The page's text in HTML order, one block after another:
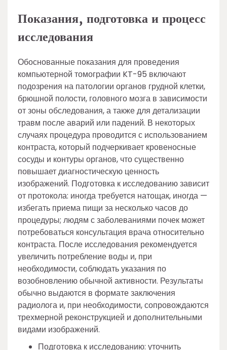
Показания, подготовка и процесс
исследования
Обоснованные показания для проведения
компьютерной томографии KT-95 включают
подозрения на патологии органов грудной клетки,
брюшной полости, головного мозга в зависимости
от зоны обследования, а также для детализации
травм после аварий или падений. В некоторых
случаях процедура проводится с использованием
контраста, который подчеркивает кровеносные
сосуды и контуры органов, что существенно
повышает диагностическую ценность
изображений. Подготовка к исследованию зависит
от протокола: иногда требуется натощак, иногда —
избегать приема пищи за несколько часов до
процедуры; людям с заболеваниями почек может
потребоваться консультация врача относительно
контраста. После исследования рекомендуется
увеличить потребление воды и, при
необходимости, соблюдать указания по
возобновлению обычной активности. Результаты
обычно выдаются в формате заключения
радиолога и, при необходимости, сопровождаются
трехмерной реконструкцией и дополнительными
видами изображений.
Подготовка к исследованию: уточнить